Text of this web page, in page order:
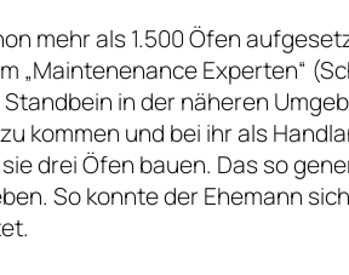
mehr als 1.500 Öfen
„Maintenenance Experten“
in der näheren
kommen und bei ihr als
drei Öfen bauen. Das so
So konnte der Ehemann